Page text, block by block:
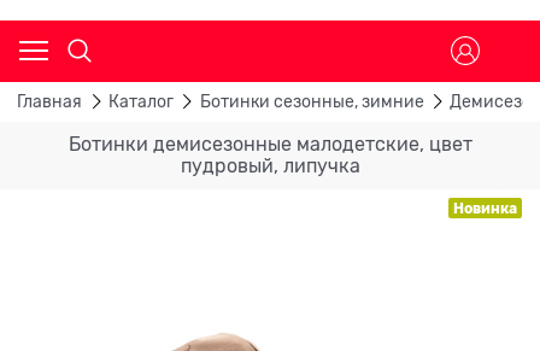
Главная Каталог Ботинки сезонные, зимние
Ботинки демисезонные малодетские, цвет
пудровый, липучка
Новинка